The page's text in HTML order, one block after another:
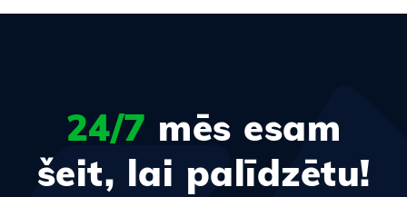
24/7 mēs esam
šeit, lai palīdzētu!